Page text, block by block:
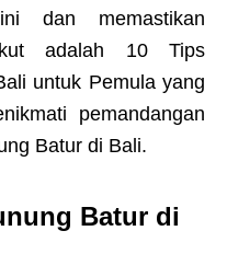
dan memastikan
adalah 10 Tips
untuk Pemula yang
pemandangan
Batur di Bali.
Batur di